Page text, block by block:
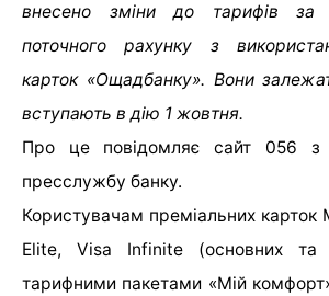
внесено зміни до тарифів за
поточного рахунку з
карток «Ощадбанку». Вони
вступають в дію 1 жовтня.
Про це повідомляє сайт 056 з
пресслужбу банку.
Користувачам преміальних
Elite, Visa Infinite (основних та
тарифними пакетами «Мій